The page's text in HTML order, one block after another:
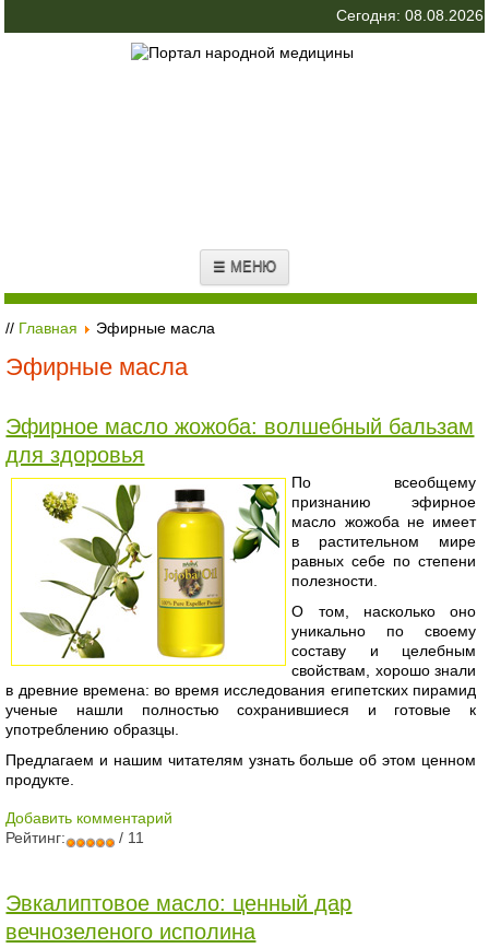
Сегодня: 08.08.2026
☰ МЕНЮ
// Главная Эфирные масла
Эфирные масла
Эфирное масло жожоба: волшебный бальзам
для здоровья
По всеобщему
признанию эфирное
масло жожоба не имеет
в растительном мире
равных себе по степени
полезности.
О том, насколько оно
уникально по своему
составу и целебным
свойствам, хорошо знали
в древние времена: во время исследования египетских пирамид
ученые нашли полностью сохранившиеся и готовые к
употреблению образцы.
Предлагаем и нашим читателям узнать больше об этом ценном
продукте.
Добавить комментарий
Рейтинг:
/ 11
Эвкалиптовое масло: ценный дар
вечнозеленого исполина